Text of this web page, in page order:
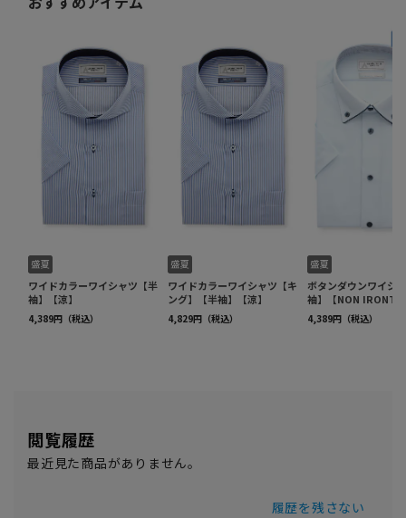
閲覧履歴
最近見た商品がありません。
履歴を残さない